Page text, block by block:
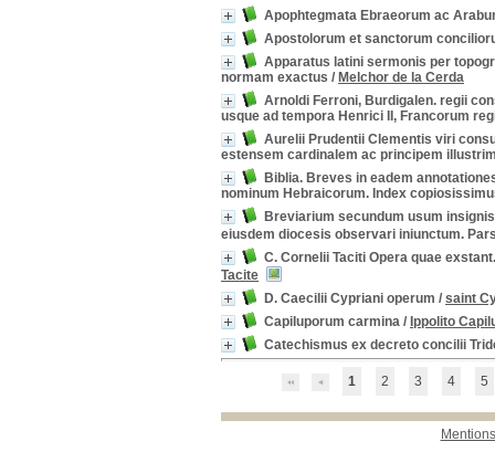
Apophtegmata Ebraeorum ac
Apostolorum et sanctorum
Apparatus latini sermonis per
normam exactus / Melchor de la Cerda
Arnoldi Ferroni, Burdigalen. regii
usque ad tempora Henrici II, Francorum
Aurelii Prudentii Clementis viri
estensem cardinalem ac principem
Biblia. Breves in eadem
nominum Hebraicorum. Index
Breviarium secundum usum
eiusdem diocesis observari iniunctum.
C. Cornelii Taciti Opera quae
Tacite
D. Caecilii Cypriani operum / saint
Capiluporum carmina / Ippolito
Catechismus ex decreto concilii
1 2 3 4 5